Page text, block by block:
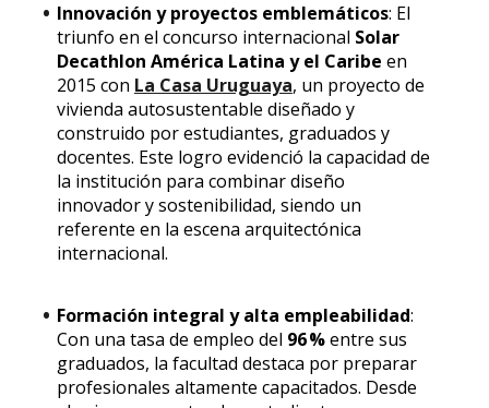
Innovación y proyectos emblemáticos: El
triunfo en el concurso internacional Solar
Decathlon América Latina y el Caribe en
2015 con La Casa Uruguaya, un proyecto de
vivienda autosustentable diseñado y
construido por estudiantes, graduados y
docentes. Este logro evidenció la capacidad de
la institución para combinar diseño
innovador y sostenibilidad, siendo un
referente en la escena arquitectónica
internacional.
Formación integral y alta empleabilidad:
Con una tasa de empleo del 96 %entre sus
graduados, la facultad destaca por preparar
profesionales altamente capacitados. Desde